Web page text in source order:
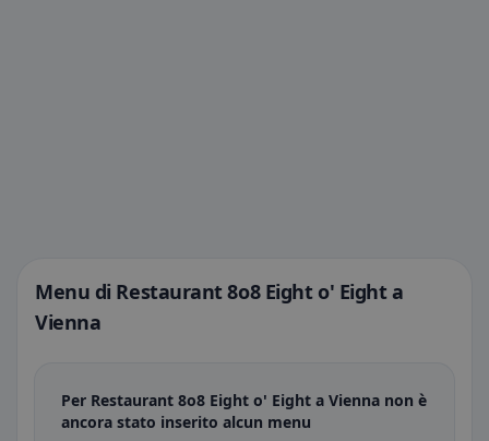
Menu di Restaurant 8o8 Eight o' Eight a
Vienna
Per Restaurant 8o8 Eight o' Eight a Vienna non è
ancora stato inserito alcun menu